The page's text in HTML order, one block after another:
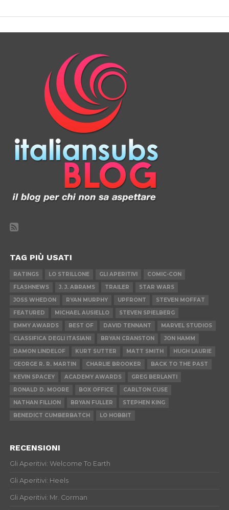
TAG PIÙ USATI
RATINGS LO STRILLONE GLI APERITIVI
COMIC-CON
FLASHNEWS
J. J. ABRAMS TRAILER
STAR WARS
JOSS WHEDON
RYAN MURPHY UPFRONT
STEVEN MOFFAT
FEATURED
MICHAEL AUSIELLO
STEVEN SPIELBERG
EMMY AWARDS
BEST OF DAVID TENNANT
MARVEL STUDIOS
CLASSIFICA DEGLI ITASIANI
BRYAN CRANSTON
JON HAMM
DAMON LINDELOF
KURT SUTTER MATT SMITH
HUGH LAURIE
GEORGE R. R. MARTIN
CHARLIE BROOKER
BACK TO THE PAST
KEVIN SPACEY
ACADEMY AWARDS
GREG BERLANTI
RONALD D. MOORE
BOX OFFICE
CARLTON CUSE
NATHAN FILLION
BRYAN FULLER
STEPHEN KING
BENEDICT CUMBERBATCH
LO HOBBIT
RECENSIONI
Gli Aperitivi: Welcome To Earth
Gli Aperitivi: Heels
Gli Aperitivi: Mr. Corman